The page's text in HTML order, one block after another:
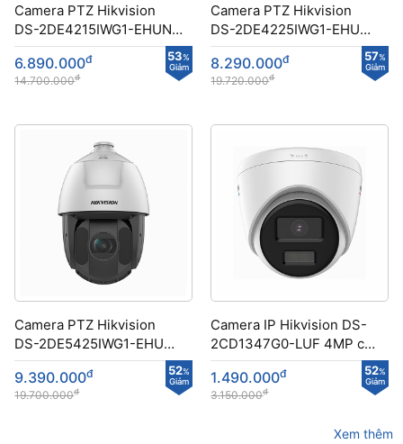
Camera PTZ Hikvision
DS-2DE4215IWG1-EHUN
công nghệ DarkFighter 53%
Giảm
6.890.000đ
14.700.000đ
Camera PTZ Hikvision
DS-2DE4225IWG1-EHUN
công nghệ DarkFighter 57%
Giảm
8.290.000đ
19.720.000đ
Camera PTZ Hikvision
DS-2DE5425IWG1-EHUN
công nghệ DarkFighter 52%
Giảm
9.390.000đ
19.700.000đ
Camera IP Hikvision DS-
2CD1347G0-LUF 4MP có
màu ban đêm
52%
Giảm
1.490.000đ
3.150.000đ
Xem thêm